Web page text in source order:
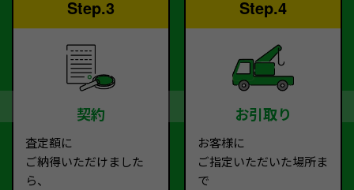
Step.3
契約
査定額に
ご納得いただけました
ら、
Step.4
お引取り
お客様に
ご指定いただいた場所ま
で